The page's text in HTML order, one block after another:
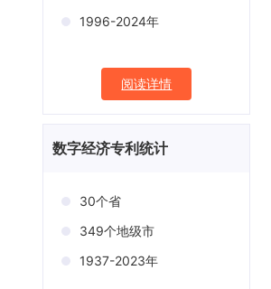
1996-2024年
阅读详情
数字经济专利统计
30个省
349个地级市
1937-2023年